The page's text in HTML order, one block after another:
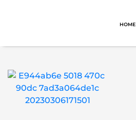
HOME